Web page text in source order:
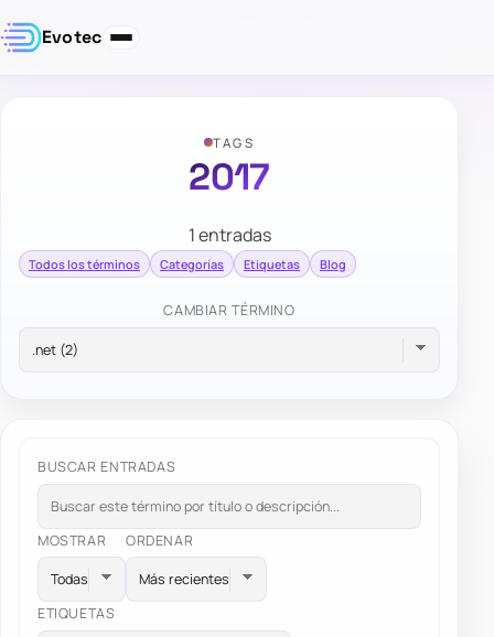
Evotec
TAGS
2017
1 entradas
Todos los términos Categorías Etiquetas Blog
CAMBIAR TÉRMINO
BUSCAR ENTRADAS
MOSTRAR ORDENAR
ETIQUETAS